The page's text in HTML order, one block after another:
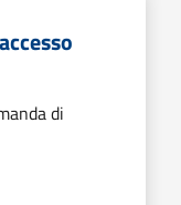
di